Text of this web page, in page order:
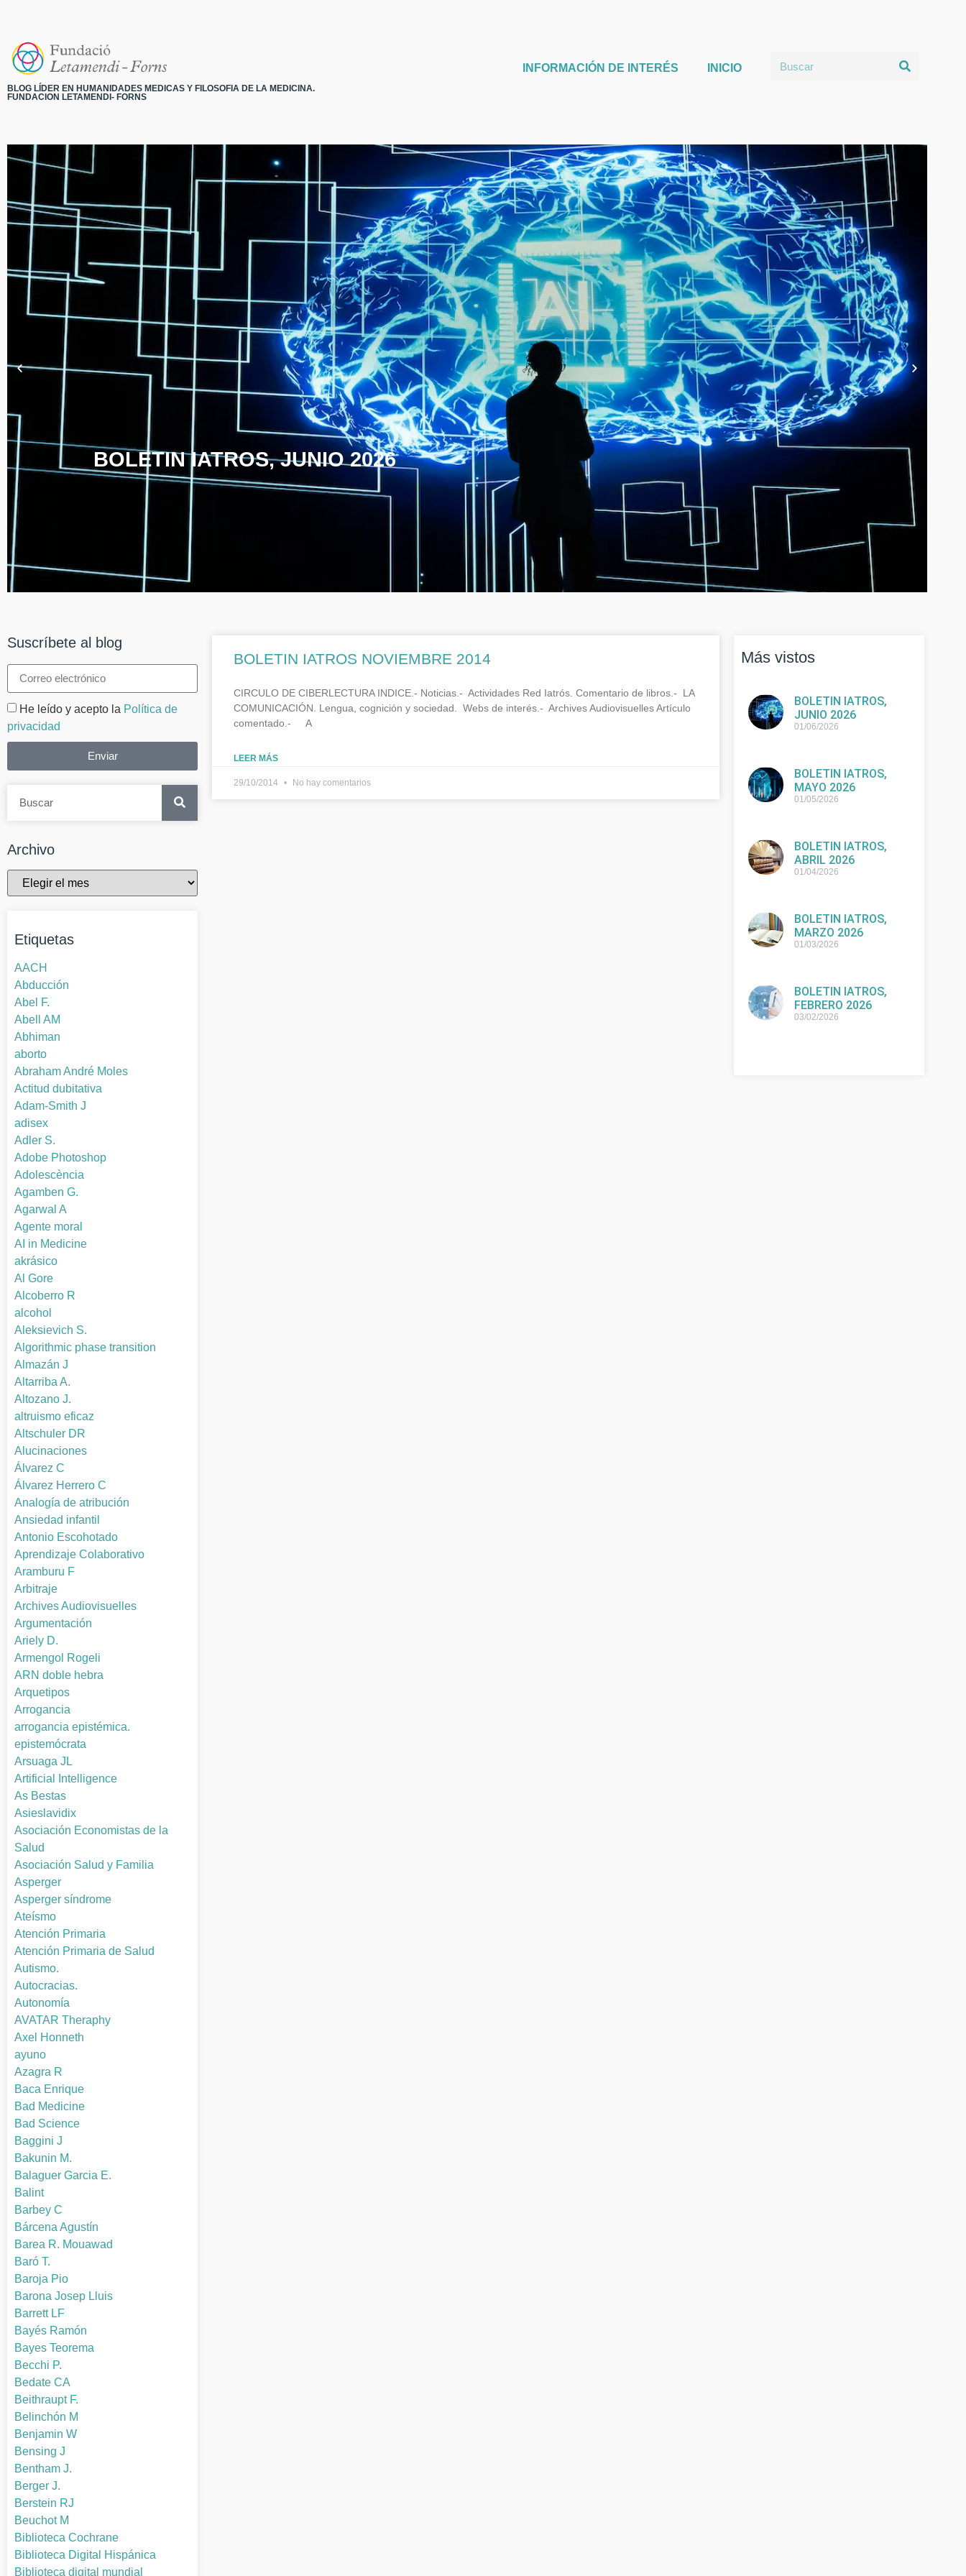
BLOG LÍDER EN HUMANIDADES MEDICAS Y FILOSOFIA DE LA MEDICINA.
FUNDACION LETAMENDI- FORNS
INFORMACIÓN DE INTERÉS INICIO
BOLETIN IATROS, JUNIO 2026
Suscríbete al blog
He leído y acepto la Política de
privacidad
Enviar
Archivo
Etiquetas
AACH
Abducción
Abel F.
Abell AM
Abhiman
aborto
Abraham André Moles
Actitud dubitativa
Adam-Smith J
adisex
Adler S.
Adobe Photoshop
Adolescència
Agamben G.
Agarwal A
Agente moral
AI in Medicine
akrásico
Al Gore
Alcoberro R
alcohol
Aleksievich S.
Algorithmic phase transition
Almazán J
Altarriba A.
Altozano J.
altruismo eficaz
Altschuler DR
Alucinaciones
Álvarez C
Álvarez Herrero C
Analogía de atribución
Ansiedad infantil
Antonio Escohotado
Aprendizaje Colaborativo
Aramburu F
Arbitraje
Archives Audiovisuelles
Argumentación
Ariely D.
Armengol Rogeli
ARN doble hebra
Arquetipos
Arrogancia
arrogancia epistémica.
epistemócrata
Arsuaga JL
Artificial Intelligence
As Bestas
Asieslavidix
Asociación Economistas de la
Salud
Asociación Salud y Familia
Asperger
Asperger síndrome
Ateísmo
Atención Primaria
Atención Primaria de Salud
Autismo.
Autocracias.
Autonomía
AVATAR Theraphy
Axel Honneth
ayuno
Azagra R
Baca Enrique
Bad Medicine
Bad Science
Baggini J
Bakunin M.
Balaguer Garcia E.
Balint
Barbey C
Bárcena Agustín
Barea R. Mouawad
Baró T.
Baroja Pio
Barona Josep Lluis
Barrett LF
Bayés Ramón
Bayes Teorema
Becchi P.
Bedate CA
Beithraupt F.
Belinchón M
Benjamin W
Bensing J
Bentham J.
Berger J.
Berstein RJ
Beuchot M
Biblioteca Cochrane
Biblioteca Digital Hispánica
Biblioteca digital mundial
BOLETIN IATROS NOVIEMBRE 2014
CIRCULO DE CIBERLECTURA INDICE.- Noticias.- Actividades Red Iatrós. Comentario de libros.- LA
COMUNICACIÓN. Lengua, cognición y sociedad. Webs de interés.- Archives Audiovisuelles Artículo
comentado.- A
LEER MÁS
29/10/2014 No hay comentarios
Más vistos
BOLETIN IATROS,
JUNIO 2026
01/06/2026
BOLETIN IATROS,
MAYO 2026
01/05/2026
BOLETIN IATROS,
ABRIL 2026
01/04/2026
BOLETIN IATROS,
MARZO 2026
01/03/2026
BOLETIN IATROS,
FEBRERO 2026
03/02/2026